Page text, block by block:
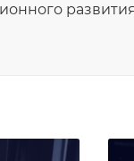
развития